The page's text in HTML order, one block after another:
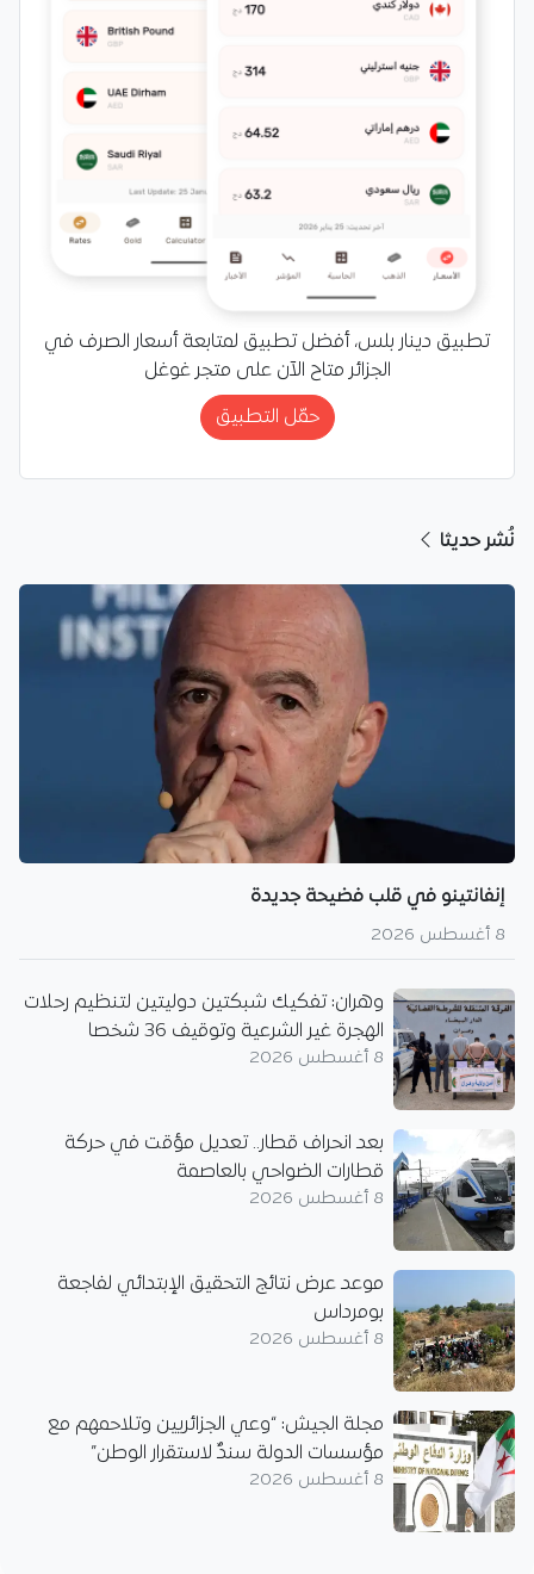
تطبيق دينار بلس، أفضل تطبيق لمتابعة أسعار الصرف في
الجزائر متاح الآن على متجر غوغل
حمّل التطبيق
نُشر حديثا
إنفانتينو في قلب فضيحة جديدة
8 أغسطس 2026
وهران: تفكيك شبكتين دوليتين لتنظيم رحلات
الهجرة غير الشرعية وتوقيف 36 شخصا
8 أغسطس 2026
بعد انحراف قطار.. تعديل مؤقت في حركة
قطارات الضواحي بالعاصمة
8 أغسطس 2026
موعد عرض نتائج التحقيق الإبتدائي لفاجعة
بومرداس
8 أغسطس 2026
مجلة الجيش: “وعي الجزائريين وتلاحمهم مع
مؤسسات الدولة سندٌ لاستقرار الوطن”
8 أغسطس 2026